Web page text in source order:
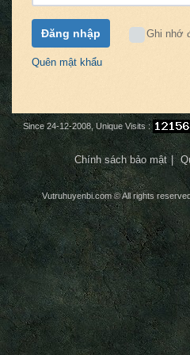
Ghi nhớ
Đăng nhập
Quên mật khẩu
Since 24-12-2008, Unique Visits :
Chính sách bảo mật
Vutruhuyenbi.com© All rights